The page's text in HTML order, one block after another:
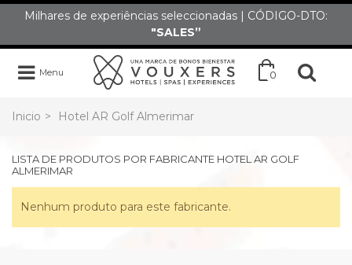
Milhares de experiências seleccionadas | CÓDIGO-DTO:
"SALES”
Menu 0
Inicio > Hotel AR Golf Almerimar
LISTA DE PRODUTOS POR FABRICANTE HOTEL AR GOLF
ALMERIMAR
Nenhum produto para este fabricante.